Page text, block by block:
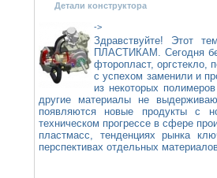
Детали конструктора
->
Здравствуйте! Этот
ПЛАСТИКАМ. Сегодня
фторопласт, оргстекло,
с успехом заменили и
из некоторых
другие материалы не
появляются новые продукты с
техническом прогрессе в сфере
пластмасс, тенденциях рынка
перспективах отдельных